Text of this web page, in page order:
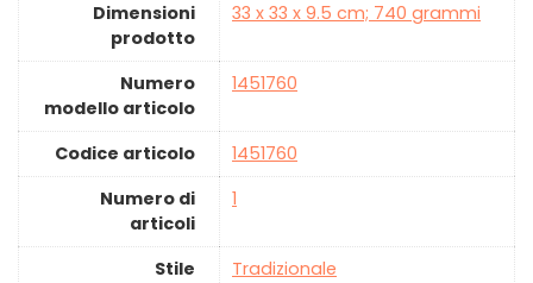
Dimensioni
prodotto
‎33 x 33 x 9.5 cm; 740 grammi
Numero
modello articolo
‎1451760
Codice articolo
‎1451760
Numero di
articoli
‎1
Stile
‎Tradizionale